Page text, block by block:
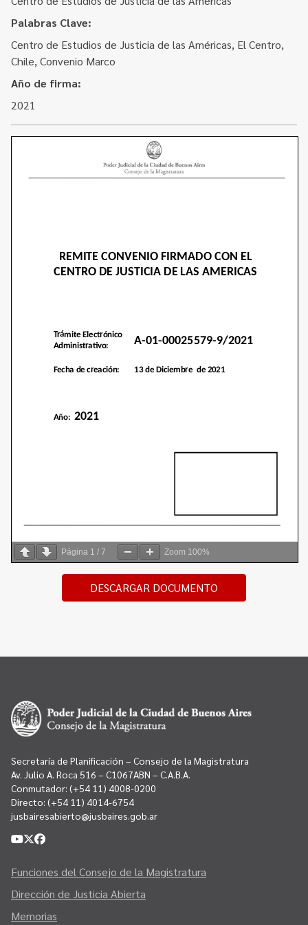
Convenios
Concursos
Acceso a la información Pública
Pedido de Acceso a la Información online
Plan de Gobierno Abierto en la Justicia
Programa Educación en Derechos Humanos
Transparencia
Contacto
Palabras Clave:
Centro de Estudios de Justicia de las Américas, El Centro,
Chile, Convenio Marco
Año de firma:
2021
Página 1 / 7 Zoom 100%
DESCARGAR DOCUMENTO
Secretaría de Planificación – Consejo de la Magistratura
Av. Julio A. Roca 516 – C1067ABN – C.A.B.A.
Conmutador: (+54 11) 4008-0200
Directo: (+54 11) 4014-6754
jusbairesabierto@jusbaires.gob.ar
Funciones del Consejo de la Magistratura
Dirección de Justicia Abierta
Memorias